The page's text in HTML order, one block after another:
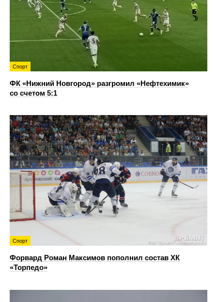
Спорт
ФК «Нижний Новгород» разгромил «Нефтехимик»
со счетом 5:1
Спорт
Форвард Роман Максимов пополнил состав ХК
«Торпедо»